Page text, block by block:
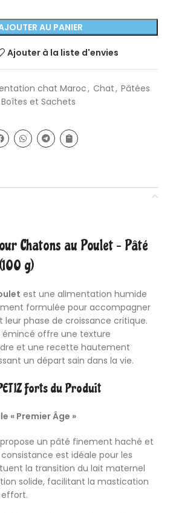
AU PANIER
Ajouter à la liste d'envies
chat Maroc, Chat, Pâtées
et Sachets
Chatons au Poulet – Pâté
g)
est une alimentation humide
formulée pour accompagner
leur phase de croissance critique.
offre une texture
et une recette hautement
un départ sain dans la vie.
Forts du Produit
« Premier Âge »
un pâté finement haché et
est idéale pour les
la transition du lait maternel
solide, facilitant la mastication
effort.